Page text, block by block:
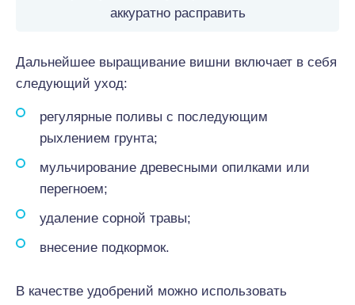
аккуратно расправить
Дальнейшее выращивание вишни включает в себя
следующий уход:
регулярные поливы с последующим
рыхлением грунта;
мульчирование древесными опилками или
перегноем;
удаление сорной травы;
внесение подкормок.
В качестве удобрений можно использовать